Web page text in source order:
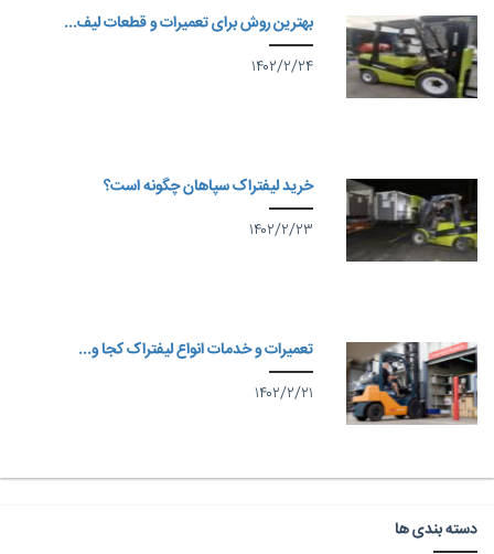
بهترین روش برای تعمیرات و قطعات لیف...
۱۴۰۲/۲/۲۴
خرید لیفتراک سپاهان چگونه است؟
۱۴۰۲/۲/۲۳
تعمیرات و خدمات انواع لیفتراک کجا و...
۱۴۰۲/۲/۲۱
دسته بندی ها